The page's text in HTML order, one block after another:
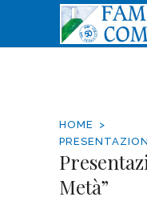
HOME
Metà”